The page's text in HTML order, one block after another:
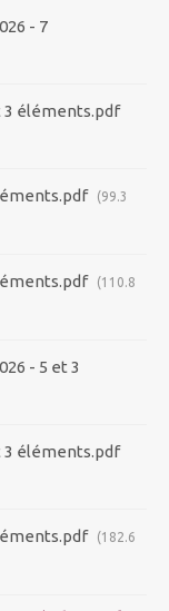
- 7
3 éléments.pdf
(99.3
(110.8
- 5 et 3
3 éléments.pdf
(182.6